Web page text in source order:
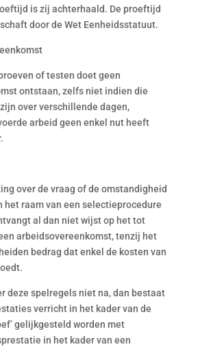
is zij achterhaald. De proeftijd
door de Wet Eenheidsstatuut.
of testen doet geen
ontstaan, zelfs niet indien die
over verschillende dagen,
arbeid geen enkel nut heeft
over de vraag of de omstandigheid
het raam van een selectieprocedure
al dan niet wijst op het tot
arbeidsovereenkomst, tenzij het
bedrag dat enkel de kosten van
deze spelregels niet na, dan bestaat
verricht in het kader van de
gelijkgesteld worden met
in het kader van een